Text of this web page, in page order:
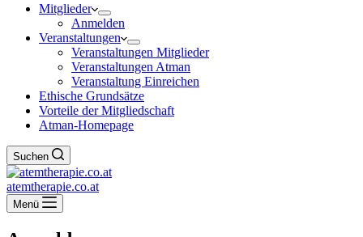
Mitglieder
Anmelden
Veranstaltungen
Veranstaltungen Mitglieder
Veranstaltungen Atman
Veranstaltung Einreichen
Ethische Grundsätze
Vorteile der Mitgliedschaft
Atman-Homepage
Suchen
atemtherapie.co.at
Menü